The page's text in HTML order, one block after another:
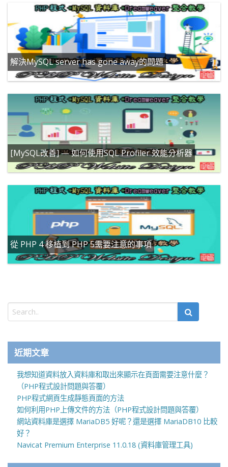
解決MySQL server has gone away的問題
[MySQL改善] — 如何使用SQL Profiler 效能分析器
從 PHP 4 移植到 PHP 5需要注意的事項
近期文章
我想知道資料放入資料庫和取出來顯示在頁面需要注意什麼？
（PHP程式設計問題與答覆）
PHP程式網頁生成靜態頁面的方法
如何利用PHP上傳文件的方法（PHP程式設計問題與答覆）
網站資料庫是選擇 MariaDB5 好呢？還是選擇 MariaDB10 比較
好？
Navicat Premium Enterprise 11.0.18 (資料庫管理工具)